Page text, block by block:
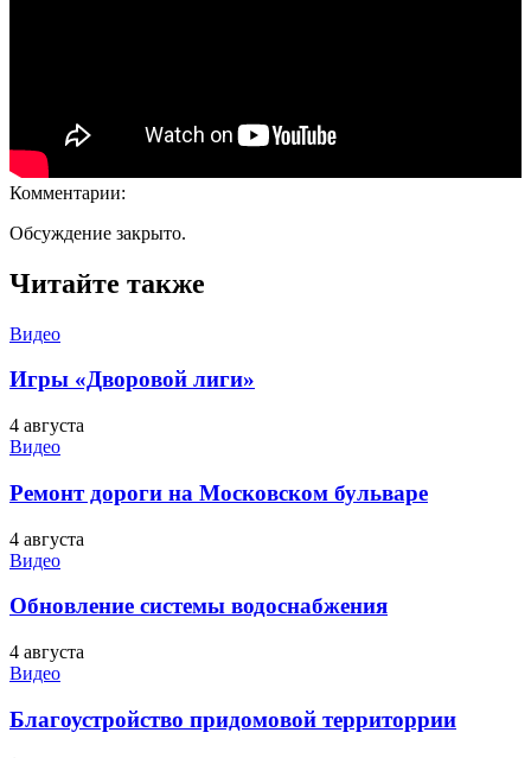
Комментарии:
Обсуждение закрыто.
Читайте также
Видео
Игры «Дворовой лиги»
4 августа
Видео
Ремонт дороги на Московском бульваре
4 августа
Видео
Обновление системы водоснабжения
4 августа
Видео
Благоустройство придомовой территоррии